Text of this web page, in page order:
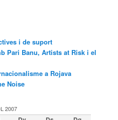
i de suport
Pari Banu, Artists at Risk i el
a Rojava
Noise
2007